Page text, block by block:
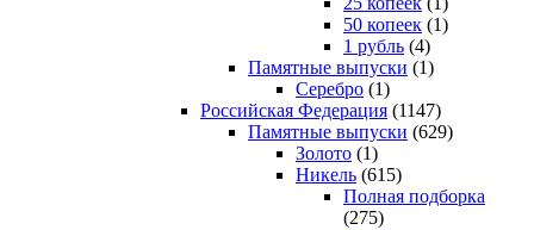
50 копеек (1)
1 рубль (4)
Памятные выпуски (1)
Серебро (1)
Российская Федерация (1147)
Памятные выпуски (629)
Золото (1)
Никель (615)
Полная подборка
(275)